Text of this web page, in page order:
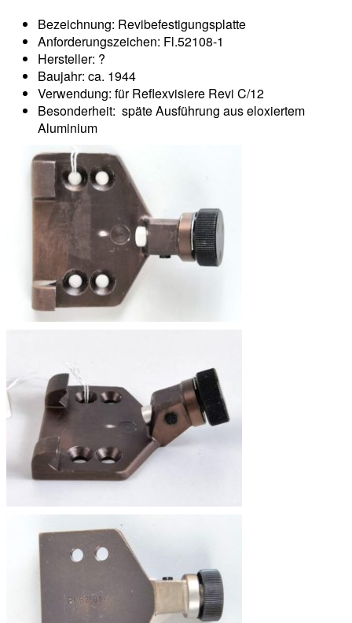
Bezeichnung: Revibefestigungsplatte
Anforderungszeichen: Fl.52108-1
Hersteller: ?
Baujahr: ca. 1944
Verwendung: für Reflexvisiere Revi C/12
Besonderheit: späte Ausführung aus eloxiertem
Aluminium